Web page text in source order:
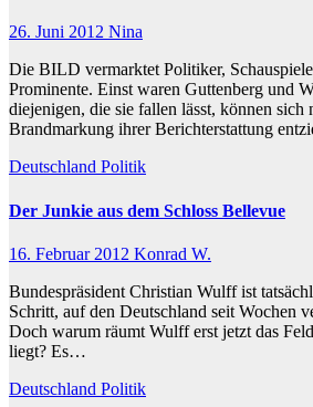
26. Juni 2012 Nina
Die BILD vermarktet Politiker,
Prominente. Einst waren Guttenberg und
diejenigen, die sie fallen lässt, können sich
Brandmarkung ihrer Berichterstattung
Deutschland Politik
Der Junkie aus dem Schloss Bellevue
16. Februar 2012 Konrad W.
Bundespräsident Christian Wulff ist
Schritt, auf den Deutschland seit Wochen
Doch warum räumt Wulff erst jetzt das
liegt? Es…
Deutschland Politik